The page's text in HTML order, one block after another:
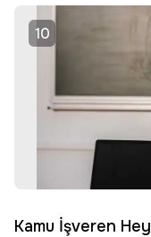
10
Kamu İşveren